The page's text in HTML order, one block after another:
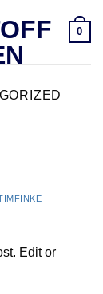
0
Edit or